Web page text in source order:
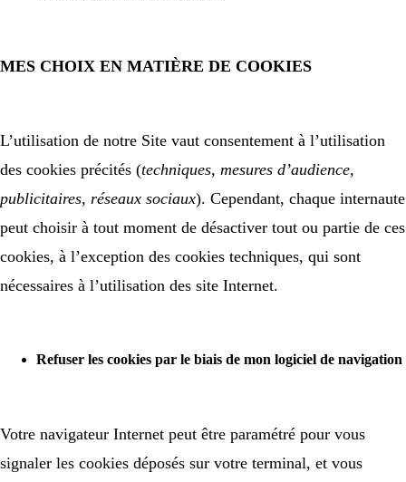
MES CHOIX EN MATIÈRE DE COOKIES
L’utilisation de notre Site vaut consentement à l’utilisation
des cookies précités (techniques, mesures d’audience,
publicitaires, réseaux sociaux). Cependant, chaque internaute
peut choisir à tout moment de désactiver tout ou partie de ces
cookies, à l’exception des cookies techniques, qui sont
nécessaires à l’utilisation des site Internet.
Refuser les cookies par le biais de mon logiciel de navigation
Votre navigateur Internet peut être paramétré pour vous
signaler les cookies déposés sur votre terminal, et vous